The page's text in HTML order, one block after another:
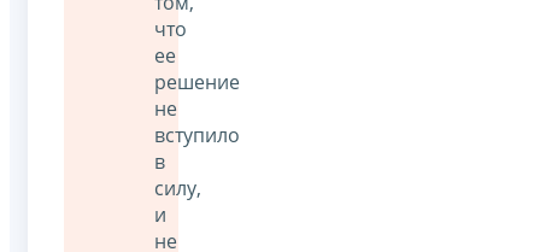
что
ее
решение
не
вступило
в
силу,
и
не